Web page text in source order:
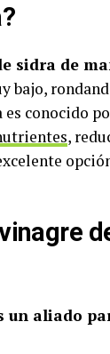
sidra de
bajo,
conocido
,
un aliado